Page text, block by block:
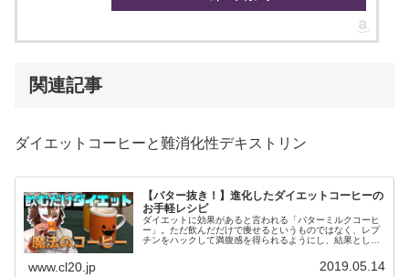
関連記事
ダイエットコーヒーと難消化性デキストリン
【バター抜き！】進化したダイエットコーヒーの
お手軽レシピ
ダイエットに効果があると言われる「バターミルクコーヒ
ー」。ただ飲んだだけで痩せるというものではなく、レプ
チンをハックして満腹感を得られるようにし、結果として
www.cl20.jp 2019.05.14